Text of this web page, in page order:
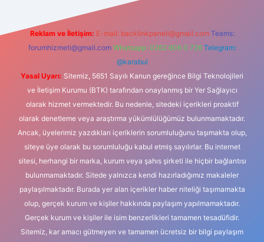
Reklam ve İletişim: E-mail: backlinkpaneli@gmail.com Teams:
forumhizmeti@gmail.com Whatsapp: 0262 606 0 726 Telegram:
@karabul
Yasal Uyarı: Sitemiz, 5651 Sayılı Kanun gereğince Bilgi Teknolojileri
ve İletişim Kurumu (BTK) tarafından onaylanmış bir Yer Sağlayıcı
olarak hizmet vermektedir. Bu nedenle, sitedeki içerikleri proaktif
olarak denetleme veya araştırma yükümlülüğümüz bulunmamaktadır.
Ancak, üyelerimiz yazdıkları içeriklerin sorumluluğunu taşımakta olup,
siteye üye olarak bu sorumluluğu kabul etmiş sayılırlar. Bu internet
sitesi, herhangi bir marka, kurum veya şahıs şirketi ile hiçbir bağlantısı
bulunmamaktadır. Sitede yalnızca kendi hazırladığımız makaleler
paylaşılmaktadır. Burada yer alan içerikler haber niteliği taşımamakta
olup, gerçek kurum ve kişiler hakkında paylaşım yapılmamaktadır.
Gerçek kurum ve kişiler ile isim benzerlikleri tamamen tesadüfidir.
Sitemiz, kar amacı gütmeyen ve tamamen ücretsiz bir bilgi paylaşım